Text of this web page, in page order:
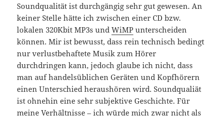
Soundqualität ist durchgängig sehr gut gewesen. An
keiner Stelle hätte ich zwischen einer CD bzw.
lokalen 320Kbit MP3s undWiMP unterscheiden
können. Mir ist bewusst, dass rein technisch bedingt
nur verlustbehaftete Musik zum Hörer
durchdringen kann, jedoch glaube ich nicht, dass
man auf handelsüblichen Geräten und Kopfhörern
einen Unterschied heraushören wird. Soundqualiät
ist ohnehin eine sehr subjektive Geschichte. Für
meine Verhältnisse – ich würde mich zwar nicht als